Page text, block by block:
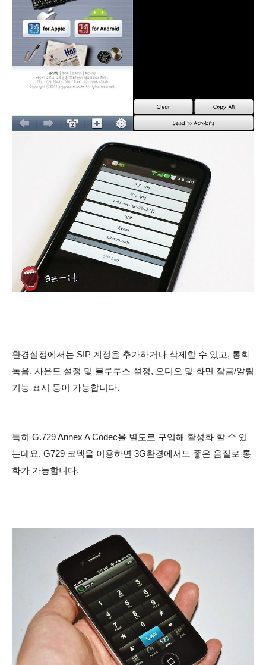
환경설정에서는 SIP 계정을 추가하거나 삭제할 수 있고, 통화
녹음, 사운드 설정 및 블루투스 설정, 오디오 및 화면 잠금/알림
기능 표시 등이 가능합니다.
특히 G.729 Annex A Codec을 별도로 구입해 활성화 할 수 있
는데요. G729 코덱을 이용하면 3G환경에서도 좋은 음질로 통
화가 가능합니다.